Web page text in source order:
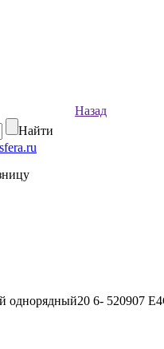
Назад
Найти
однорядный20 6- 520907